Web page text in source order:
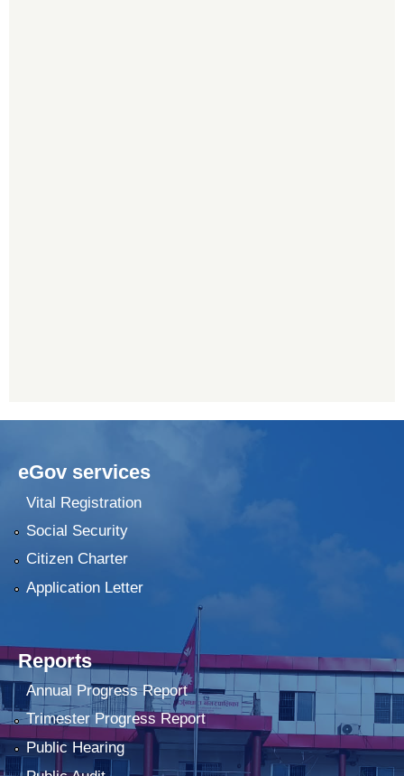
eGov services
Vital Registration
Social Security
Citizen Charter
Application Letter
Reports
Annual Progress Report
Trimester Progress Report
Public Hearing